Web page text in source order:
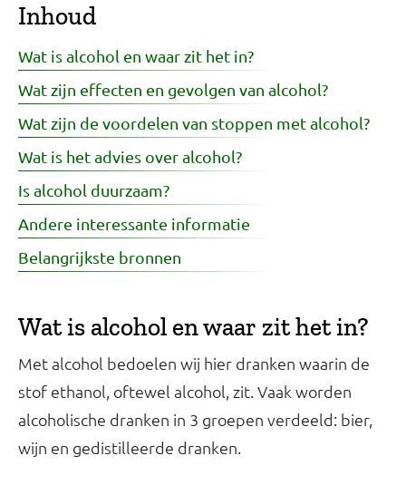
Inhoud
Wat is alcohol en waar zit het in?
Wat zijn effecten en gevolgen van alcohol?
Wat zijn de voordelen van stoppen met alcohol?
Wat is het advies over alcohol?
Is alcohol duurzaam?
Andere interessante informatie
Belangrijkste bronnen
Wat is alcohol en waar zit het in?
Met alcohol bedoelen wij hier dranken waarin de
stof ethanol, oftewel alcohol, zit. Vaak worden
alcoholische dranken in 3 groepen verdeeld: bier,
wijn en gedistilleerde dranken.